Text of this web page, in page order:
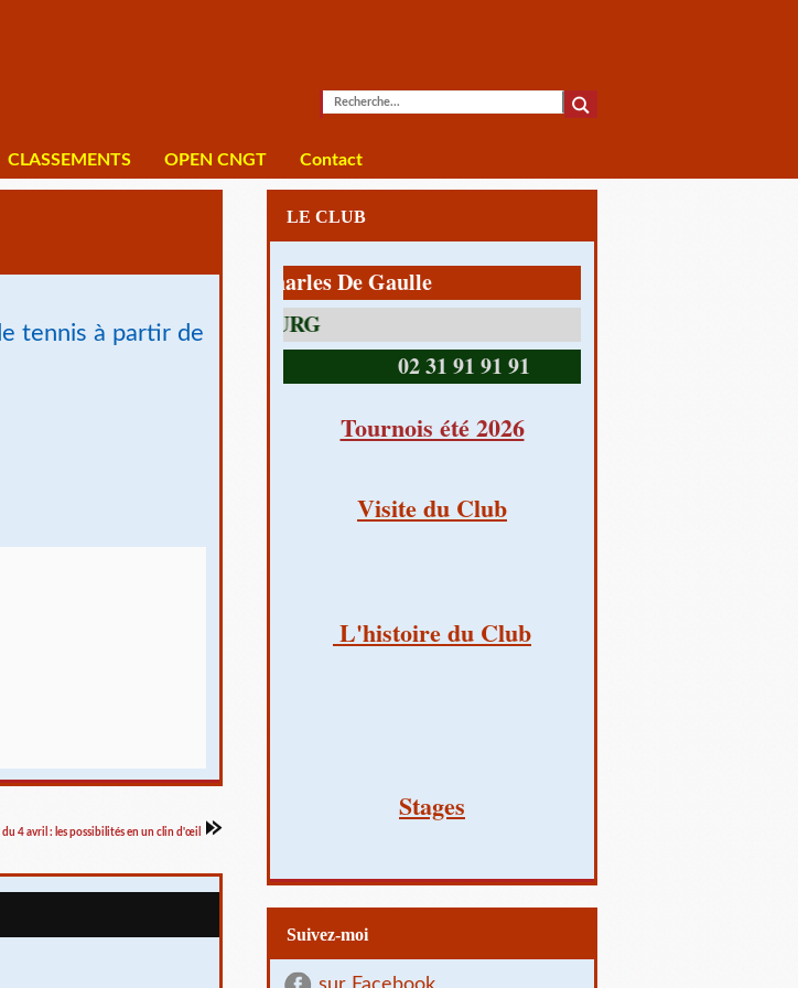
CLASSEMENTS OPEN CNGT Contact
tennis à partir de
4 avril : les possibilités en un clin d'œil
LE CLUB
1 av Charles De Gaulle
02 31 91 91 91
Tournois été 2026
Visite du Club
L'histoire du Club
Stages
Suivez-moi
sur Facebook